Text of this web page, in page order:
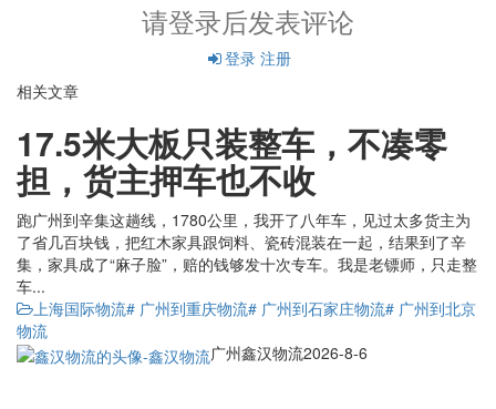
请登录后发表评论
登录 注册
相关文章
17.5米大板只装整车，不凑零
担，货主押车也不收
跑广州到辛集这趟线，1780公里，我开了八年车，见过太多货主为
了省几百块钱，把红木家具跟饲料、瓷砖混装在一起，结果到了辛
集，家具成了“麻子脸”，赔的钱够发十次专车。我是老镖师，只走整
车...
上海国际物流# 广州到重庆物流# 广州到石家庄物流# 广州到北京
物流
广州鑫汉物流2026-8-6